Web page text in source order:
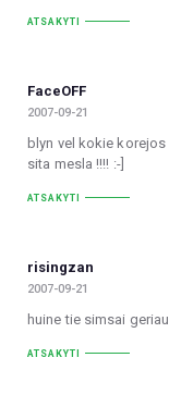
ATSAKYTI
FaceOFF
2007-09-21
blyn vel kokie
sita mesla !!!! :-]
ATSAKYTI
risingzan
2007-09-21
huine tie simsai
ATSAKYTI